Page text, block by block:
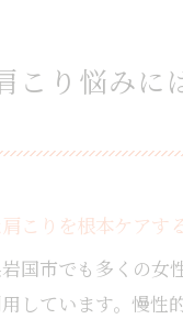
こり悩みに
こりを根本ケアす
国市でも多くの女
しています。慢性